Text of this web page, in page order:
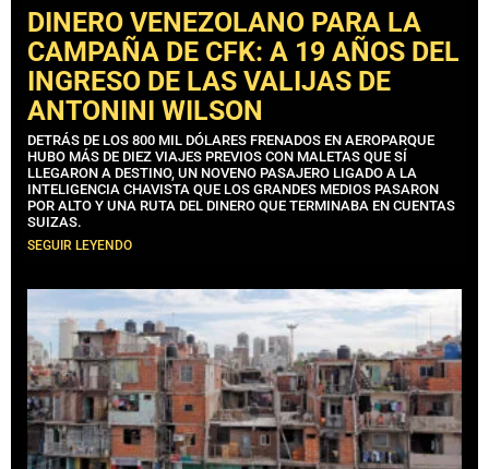
DINERO VENEZOLANO PARA LA
CAMPAÑA DE CFK: A 19 AÑOS DEL
INGRESO DE LAS VALIJAS DE
ANTONINI WILSON
DETRÁS DE LOS 800 MIL DÓLARES FRENADOS EN AEROPARQUE
HUBO MÁS DE DIEZ VIAJES PREVIOS CON MALETAS QUE SÍ
LLEGARON A DESTINO, UN NOVENO PASAJERO LIGADO A LA
INTELIGENCIA CHAVISTA QUE LOS GRANDES MEDIOS PASARON
POR ALTO Y UNA RUTA DEL DINERO QUE TERMINABA EN CUENTAS
SUIZAS.
SEGUIR LEYENDO